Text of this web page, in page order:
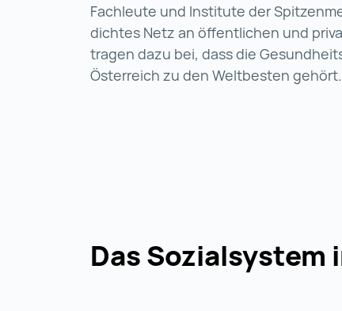
Fachleute und Institute der
dichtes Netz an öffentlichen und
tragen dazu bei, dass die
Österreich zu den Weltbesten gehört.
Das Sozialsystem